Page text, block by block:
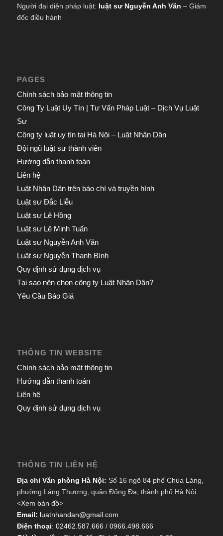
Người đại diện pháp luật: luật sư Nguyễn Anh Văn – Giám
đốc điều hành
PAGES
Chính sách bảo mật thông tin
Công Ty Luật Uy Tín | Tư Vấn Pháp Luật – Dịch Vụ Luật
Sư
Công ty luật uy tín tại Hà Nội – Luật Nhân Dân
Đội ngũ luật sư thành viên
Hướng dẫn thanh toán
Liên hệ
Luật Nhân Dân trên báo chí và truyền hình
Luật sư Đắc Liễu
Luật sư Lê Hồng
Luật sư Lê Minh Tuấn
Luật sư Nguyễn Anh Văn
Luật sư Nguyễn Thanh Bình
Quy định sử dụng dịch vụ
Tại sao nên chọn công ty Luật Nhân Dân?
Yêu Cầu Báo Giá
THÔNG TIN WEBSITE
Chính sách bảo mật thông tin
Hướng dẫn thanh toán
Liên hệ
Quy định sử dụng dịch vụ
THÔNG TIN LIÊN HỆ
Địa chỉ Văn phòng Hà Nội: Số 16 ngõ 84 phố Chùa Láng,
phường Láng Thượng, quận Đống Đa, thành phố Hà Nội.
<Xem bản đồ>
Email: luatnhandan@gmail.com
Điện thoại: 02462.587.666 / 0966.498.666